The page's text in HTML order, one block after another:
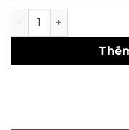
Màn Hình Zestech